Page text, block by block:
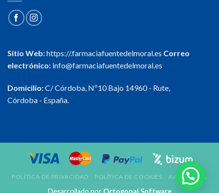
Sitio Web:https://.farmaciafuentedelmoral.es Correo
electrónico: info@farmaciafuentedelmoral.es
Domicilio:C/ Córdoba, Nº10 Bajo 14960 - Rute,
Córdoba - España.
POLÍTICA DE PRIVACIDAD POLÍTICA DE COOKIES AVISO LEGAL
Desarrollado por Octogonal Software